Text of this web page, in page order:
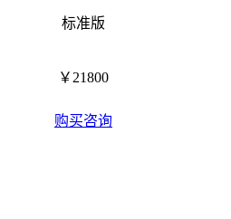
标准版
￥21800
购买咨询